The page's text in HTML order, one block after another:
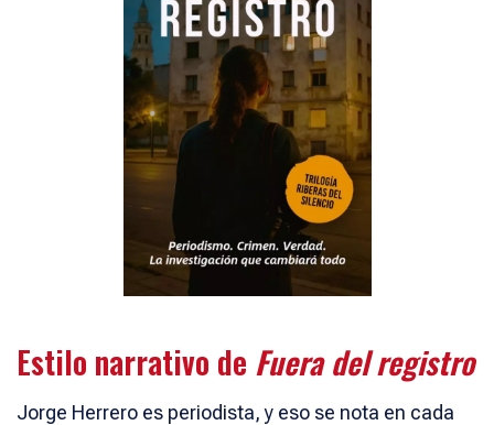
Estilo narrativo de Fuera del registro
Jorge Herrero es periodista, y eso se nota en cada